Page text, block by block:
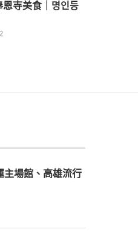
恩寺美食｜명인등
主場館、高雄流行